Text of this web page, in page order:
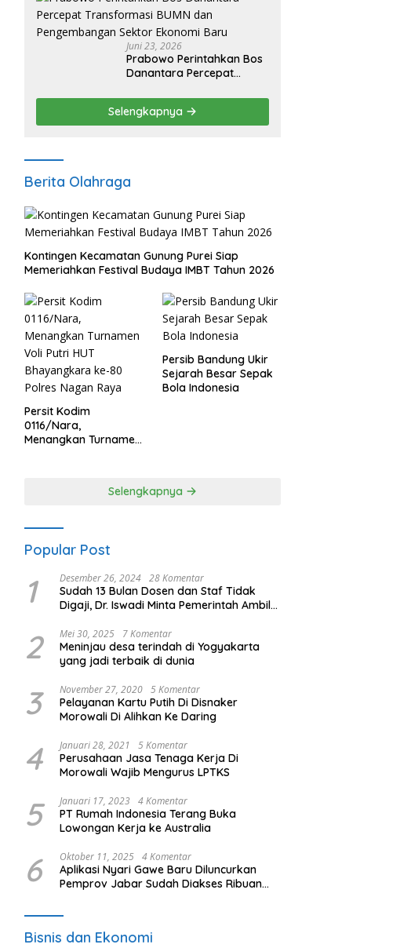
Juni 23, 2026
Prabowo Perintahkan Bos
Danantara Percepat
Pengembangan Sektor
Ekonomi Baru
Selengkapnya
Berita Olahraga
Kontingen Kecamatan Gunung Purei Siap
Memeriahkan Festival Budaya IMBT Tahun 2026
Persit Kodim
0116/Nara,
Menangkan Turnamen
Persib Bandung Ukir
Sejarah Besar Sepak
Bola Indonesia
Selengkapnya
Popular Post
1 Desember 26, 2024 28 Komentar
Sudah 13 Bulan Dosen dan Staf Tidak
Digaji, Dr. Iswadi Minta Pemerintah Ambil
2 Mei 30, 2025 7 Komentar
Meninjau desa terindah di Yogyakarta
yang jadi terbaik di dunia
3 November 27, 2020 5 Komentar
Pelayanan Kartu Putih Di Disnaker
Morowali Di Alihkan Ke Daring
4 Januari 28, 2021 5 Komentar
Perusahaan Jasa Tenaga Kerja Di
Morowali Wajib Mengurus LPTKS
5 Januari 17, 2023 4 Komentar
PT Rumah Indonesia Terang Buka
Lowongan Kerja ke Australia
6 Oktober 11, 2025 4 Komentar
Aplikasi Nyari Gawe Baru Diluncurkan
Pemprov Jabar Sudah Diakses Ribuan
Bisnis dan Ekonomi